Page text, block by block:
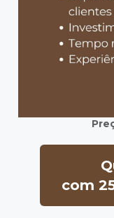
com